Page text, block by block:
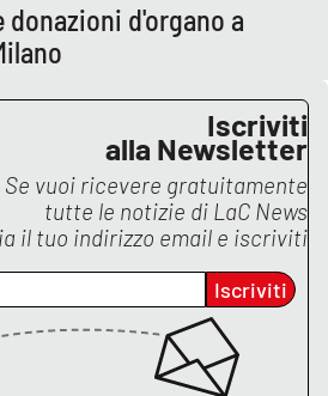
Grippo
donazioni d'organo a
Iscriviti
alla Newsletter
Se vuoi ricevere gratuitamente
tutte le notizie di LaC News
il tuo indirizzo email e iscriviti
Iscriviti